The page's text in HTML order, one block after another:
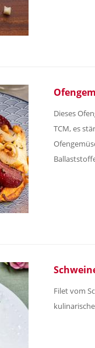
Dieses
TCM, es
Filet vom